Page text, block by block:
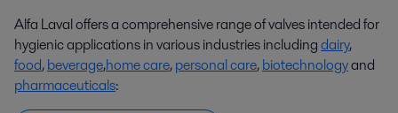
Alfa Laval offers a comprehensive range of valves intended for
hygienic applications in various industries includingdairy,
food,beverage,home care,personal care,biotechnologyand
pharmaceuticals: